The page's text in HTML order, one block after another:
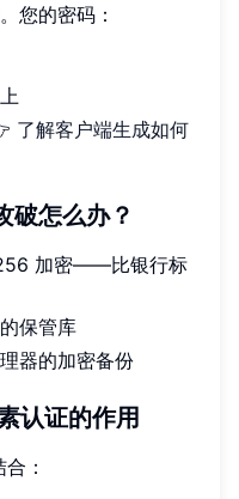
您的密码：
了解客户端生成如何
破怎么办？
加密——比银行标
保管库
器的加密备份
认证的作用
：